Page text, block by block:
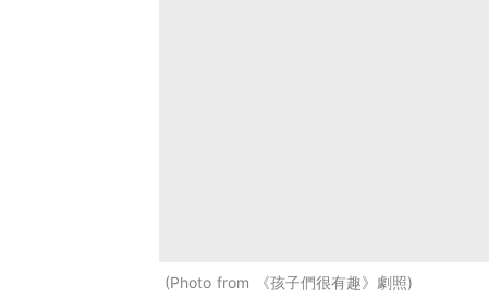
Photo from 《孩子們很有趣》劇照